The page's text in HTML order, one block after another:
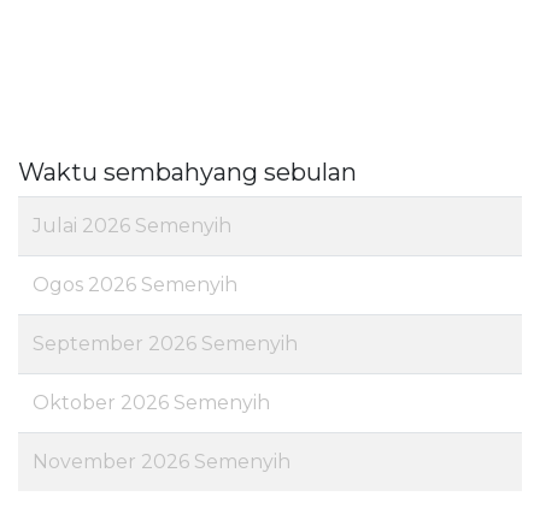
Waktu sembahyang sebulan
Julai 2026 Semenyih
Ogos 2026 Semenyih
September 2026 Semenyih
Oktober 2026 Semenyih
November 2026 Semenyih